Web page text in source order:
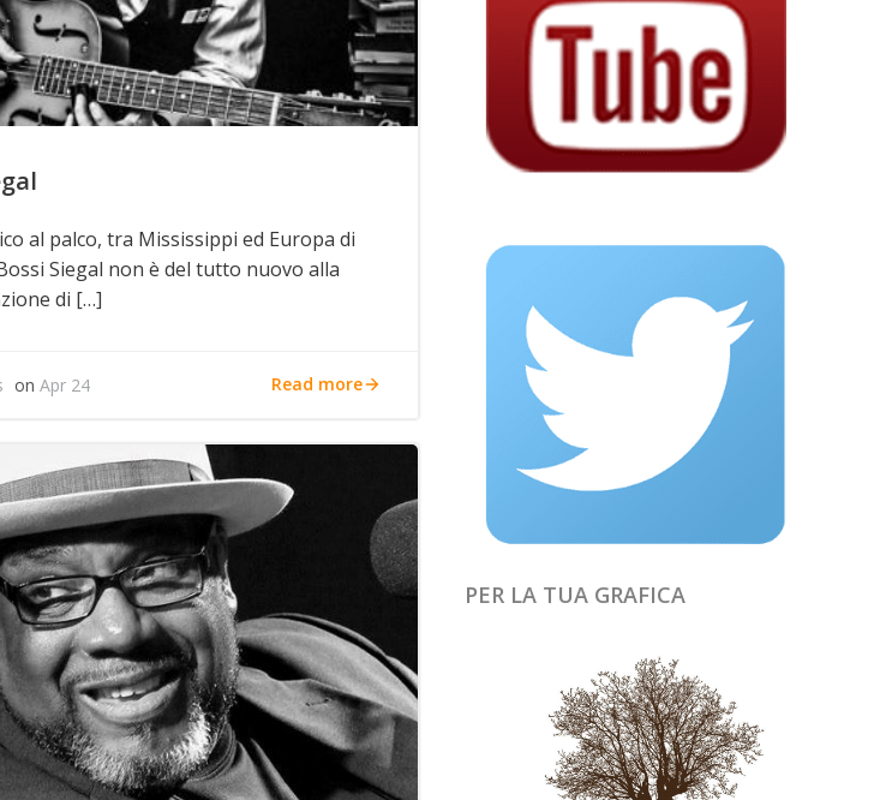
al palco, tra Mississippi ed Europa di
Siegal non è del tutto nuovo alla
di […]
onApr 24 Read more
PER LA TUA GRAFICA